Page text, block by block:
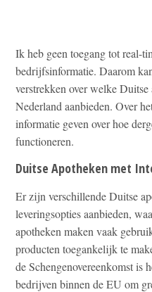
Ik heb geen toegang tot real-
bedrijfsinformatie. Daarom
verstrekken over welke
Nederland aanbieden. Over
informatie geven over hoe
functioneren.
Duitse Apotheken met
Er zijn verschillende Duitse
leveringsopties aanbieden,
apotheken maken vaak
producten toegankelijk te
de Schengenovereenkomst is
bedrijven binnen de EU om